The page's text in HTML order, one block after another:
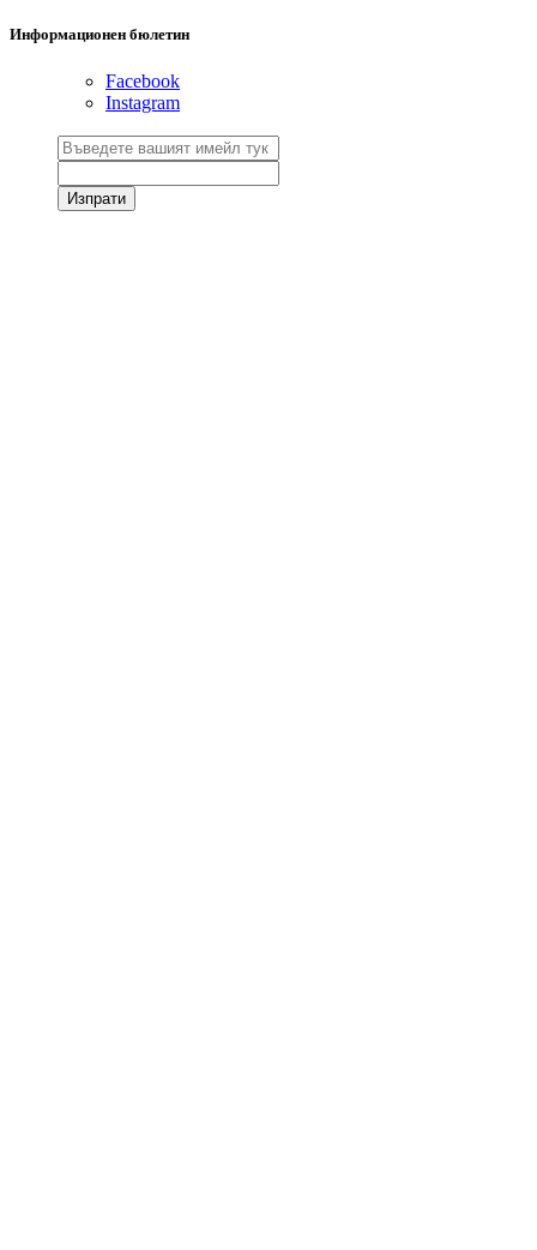
Информационен бюлетин
Facebook
Instagram